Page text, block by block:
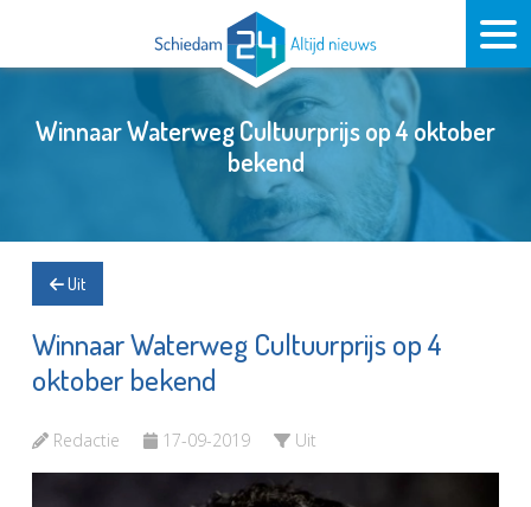
Winnaar Waterweg Cultuurprijs op 4 oktober
bekend
Uit
Winnaar Waterweg Cultuurprijs op 4
oktober bekend
Redactie 17-09-2019 Uit